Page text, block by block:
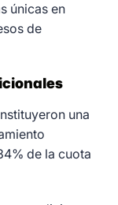
únicas en
de
una
de la cuota